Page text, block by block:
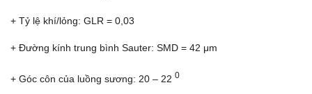
+ Tỷ lệ khí/lỏng: GLR = 0,03
+ Đường kính trung bình Sauter: SMD = 42 μm
+ Góc côn của luồng sương: 20 – 22 0